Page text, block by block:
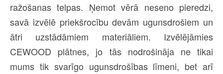
ražošanas telpas. Ņemot vērā neseno pieredzi,
savā izvēlē priekšrocību devām ugunsdrošiem un
ātri uzstādāmiem materiāliem. Izvēlējāmies
CEWOOD plātnes, jo tās nodrošināja ne tikai
mums tik svarīgo ugunsdrošības līmeni, bet arī